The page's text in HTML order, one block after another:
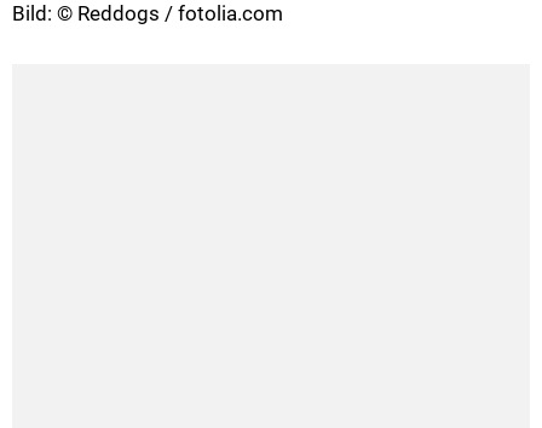
Bild: © Reddogs / fotolia.com